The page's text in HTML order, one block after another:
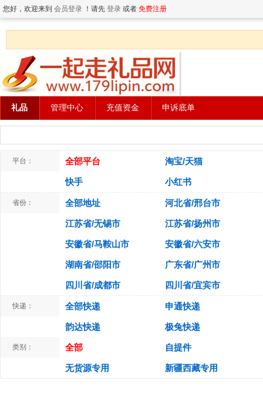
您好，欢迎来到 会员登录 ！请先 登录 或者 免费注册
礼品 管理中心 充值资金 申诉底单
平台： 全部平台 淘宝/天猫
快手 小红书
省份： 全部地址 河北省/邢台市
江苏省/无锡市 江苏省/扬州市
安徽省/马鞍山市 安徽省/六安市
湖南省/邵阳市 广东省/广州市
四川省/成都市 四川省/宜宾市
快递： 全部快递 申通快递
韵达快递 极兔快递
类别： 全部 自提件
无货源专用 新疆西藏专用